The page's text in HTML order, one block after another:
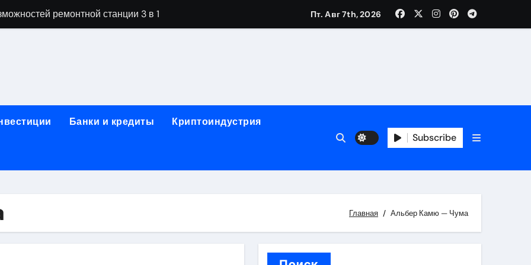
ремонтной станции 3 в 1
изоляции для промышленных объектов и конструкций
онлайн-образования в сфере актуальных профессий
регистрация, разрешение споров и правовые аспекты авторского и патентного права
в USDT: механизм работы, риски и правовой статус услуг без верификации
ОСАГО в 2026 году
Пт. Авг 7th, 2026
Банки и кредиты Криптоиндустрия
Subscribe
Главная Альбер Камю — Чума